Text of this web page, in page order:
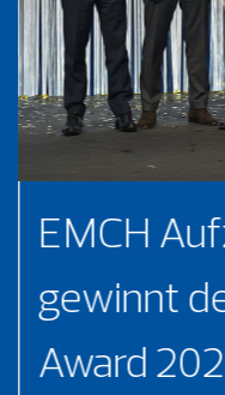
EMCH
gewinnt
Award